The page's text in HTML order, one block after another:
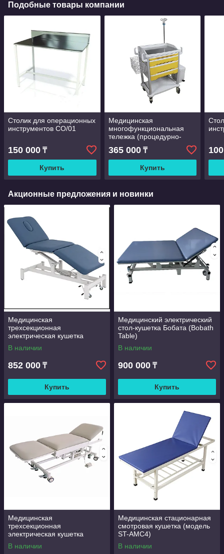
Подобные товары компании
Столик для операционных
инструментов СО/01
150 000 ₸
Купить
Медицинская
многофункциональная
тележка (процедурно-
манипуляционная,
модель WM-ETY)
365 000₸
Купить
Акционные предложения и новинки
Медицинская
трехсекционная
электрическая кушетка
(модель MD8911)
В наличии
852 000 ₸
Купить
Медицинский электрический
стол-кушетка Бобата (Bobath
Table)
В наличии
900 000 ₸
Купить
Медицинская
трехсекционная
электрическая кушетка
(модель KY-PD8411-1)
В наличии
Медицинская стационарная
смотровая кушетка (модель
ST-AMC4)
В наличии